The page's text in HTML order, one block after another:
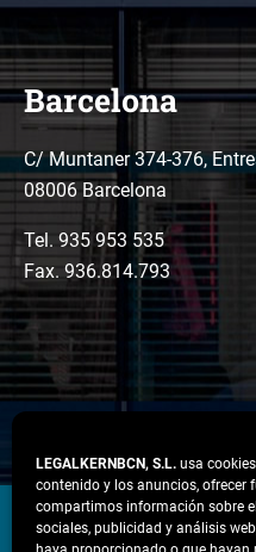
LEGALKERNBCN, S.L. usa
contenido y los anuncios, ofrecer
compartimos información sobre
sociales, publicidad y análisis
*
Barcelona
C/ Muntaner 374-376,
08006 Barcelona
Tel. 935 953 535
Fax. 936.814.793
LinkedIn
Instagram
Facebook